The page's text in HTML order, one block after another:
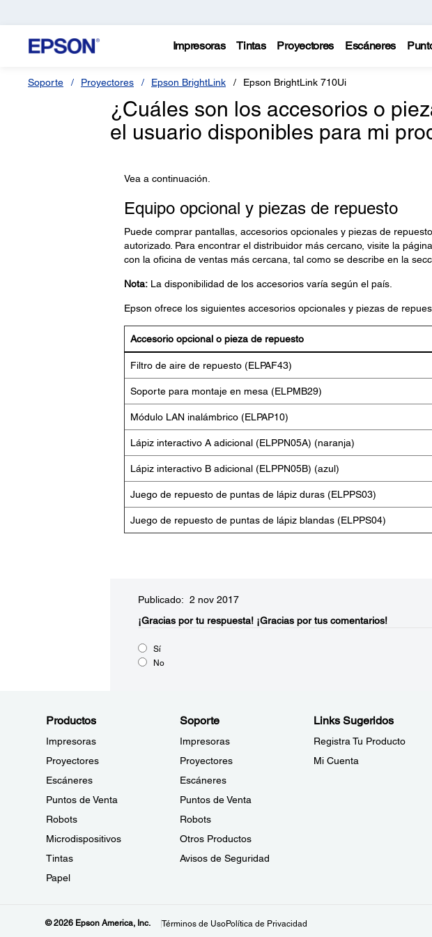
Impresoras Tintas Proyectores Escáneres
Soporte Proyectores Epson BrightLink Epson BrightLink 710Ui
¿Cuáles son los accesorios o
el usuario disponibles para mi
Vea a continuación.
Equipo opcional y piezas de repuesto
Puede comprar pantallas, accesorios opcionales y piezas de
autorizado. Para encontrar el distribuidor más cercano, visite la página
con la oficina de ventas más cercana, tal como se describe en la
Nota:La disponibilidad de los accesorios varía según el país.
Epson ofrece los siguientes accesorios opcionales y piezas de
Accesorio opcional o pieza de repuesto
Filtro de aire de repuesto (ELPAF43)
Soporte para montaje en mesa (ELPMB29)
Módulo LAN inalámbrico (ELPAP10)
Lápiz interactivo A adicional (ELPPN05A) (naranja)
Lápiz interactivo B adicional (ELPPN05B) (azul)
Juego de repuesto de puntas de lápiz duras (ELPPS03)
Juego de repuesto de puntas de lápiz blandas (ELPPS04)
Publicado: 2 nov 2017
¡Gracias por tu respuesta! ¡Gracias por tus comentarios!
Sí
No
Productos
Impresoras
Proyectores
Escáneres
Puntos de Venta
Robots
Microdispositivos
Tintas
Papel
Soporte
Impresoras
Proyectores
Escáneres
Puntos de Venta
Robots
Otros Productos
Avisos de Seguridad
Links Sugeridos
Registra Tu Producto
Mi Cuenta
© 2026 Epson America, Inc. Términos de UsoPolítica de Privacidad